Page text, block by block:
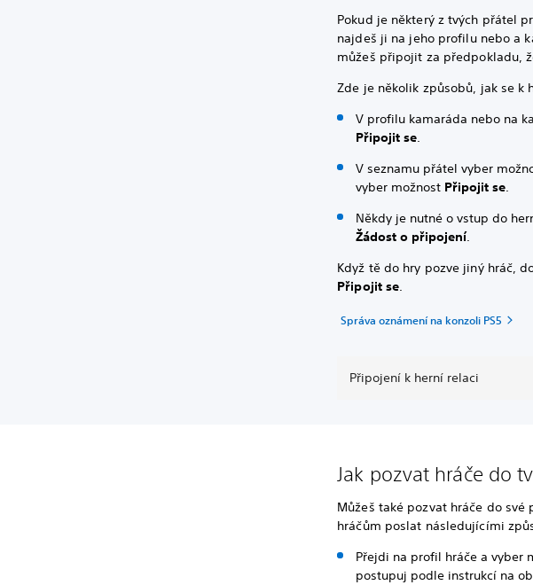
Pokud je některý z tvých přátel
najdeš ji na jeho profilu nebo a
můžeš připojit za předpokladu,
Zde je několik způsobů, jak se k
V profilu kamaráda nebo na
Připojit se.
V seznamu přátel vyber
vyber možnost Připojit se.
Někdy je nutné o vstup do
Žádost o připojení.
Když tě do hry pozve jiný hráč,
Připojit se.
Správa oznámení na konzoli PS5
Připojení k herní relaci
Jak pozvat hráče do
Můžeš také pozvat hráče do
hráčům poslat následujícími
Přejdi na profil hráče a vyber
postupuj podle instrukcí na